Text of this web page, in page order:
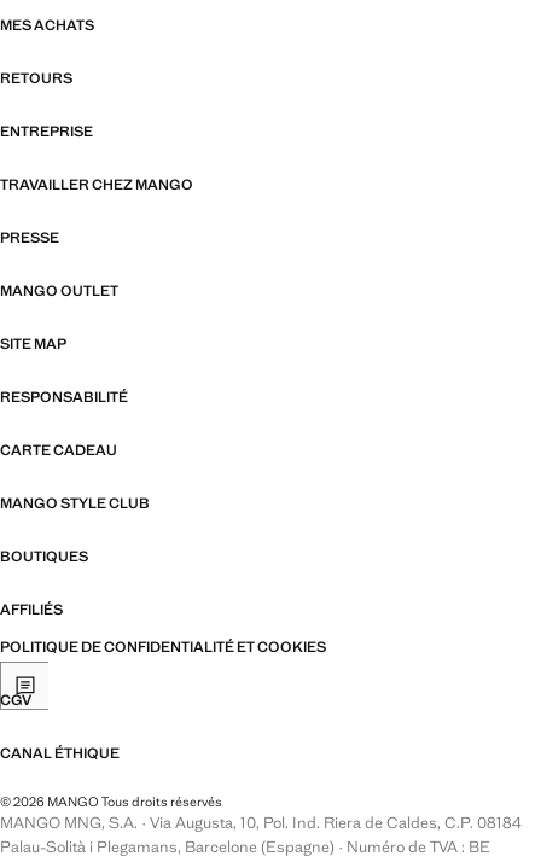
MES ACHATS
RETOURS
ENTREPRISE
TRAVAILLER CHEZ MANGO
PRESSE
MANGO OUTLET
SITE MAP
RESPONSABILITÉ
CARTE CADEAU
MANGO STYLE CLUB
BOUTIQUES
AFFILIÉS
POLITIQUE DE CONFIDENTIALITÉ ET COOKIES
CGV
CANAL ÉTHIQUE
© 2026 MANGO Tous droits réservés
MANGO MNG, S.A. · Via Augusta, 10, Pol. Ind. Riera de Caldes, C.P. 08184
Palau-Solità i Plegamans, Barcelone (Espagne) · Numéro de TVA : BE